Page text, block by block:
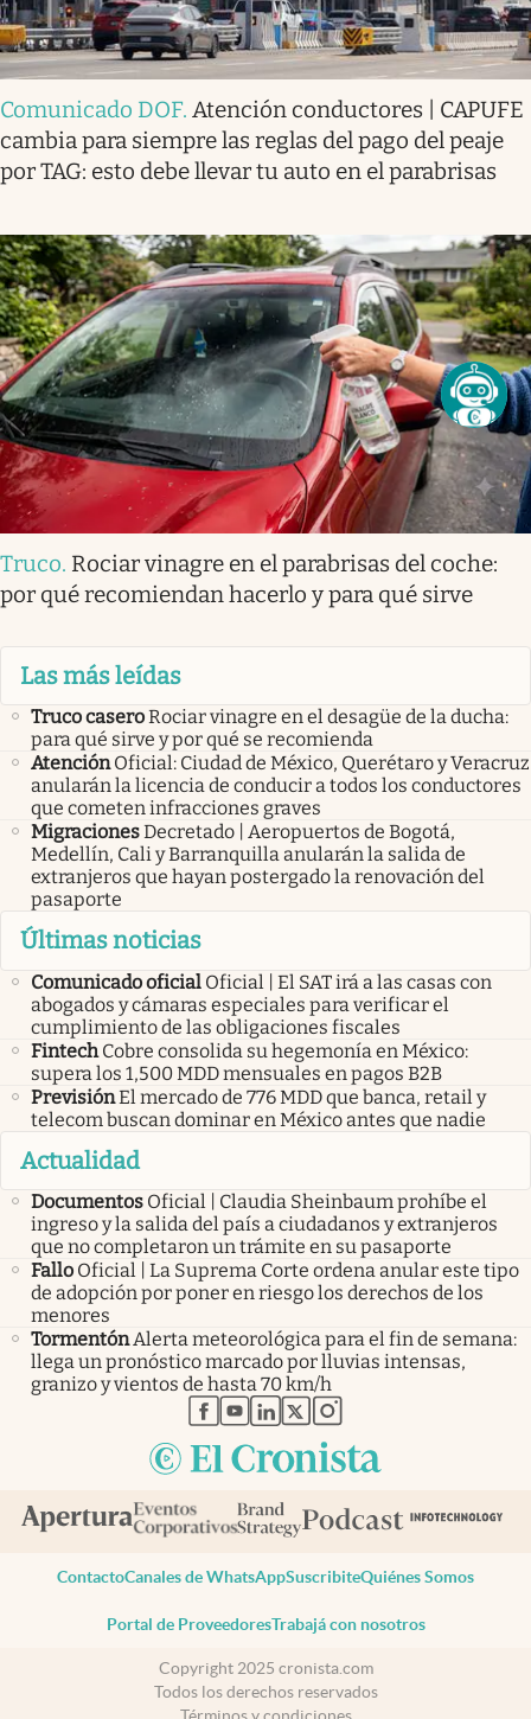
Comunicado DOF. Atención conductores | CAPUFE
cambia para siempre las reglas del pago del peaje
por TAG: esto debe llevar tu auto en el parabrisas
Truco. Rociar vinagre en el parabrisas del coche:
por qué recomiendan hacerlo y para qué sirve
Las más leídas
Truco caseroRociar vinagre en el desagüe de la ducha:
para qué sirve y por qué se recomienda
Atención Oficial: Ciudad de México, Querétaro y Veracruz
anularán la licencia de conducir a todos los conductores
que cometen infracciones graves
MigracionesDecretado | Aeropuertos de Bogotá,
Medellín, Cali y Barranquilla anularán la salida de
extranjeros que hayan postergado la renovación del
pasaporte
Últimas noticias
Comunicado oficial Oficial | El SAT irá a las casas con
abogados y cámaras especiales para verificar el
cumplimiento de las obligaciones fiscales
Fintech Cobre consolida su hegemonía en México:
supera los 1,500 MDD mensuales en pagos B2B
PrevisiónEl mercado de 776 MDD que banca, retail y
telecom buscan dominar en México antes que nadie
Actualidad
Documentos Oficial | Claudia Sheinbaum prohíbe el
ingreso y la salida del país a ciudadanos y extranjeros
que no completaron un trámite en su pasaporte
Fallo Oficial | La Suprema Corte ordena anular este tipo
de adopción por poner en riesgo los derechos de los
menores
TormentónAlerta meteorológica para el fin de semana:
llega un pronóstico marcado por lluvias intensas,
granizo y vientos de hasta 70 km/h
abre en nueva pestaña
abre en nueva pestaña
abre en nueva pestaña
abre en nueva pestaña
abre en nueva pestaña
ContactoCanales de WhatsAppSuscribiteQuiénes Somos
Portal de ProveedoresTrabajá con nosotros
Copyright 2025 cronista.com
Todos los derechos reservados